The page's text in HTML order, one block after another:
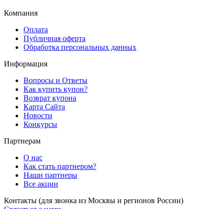
Компания
Оплата
Публичная оферта
Обработка персональных данных
Информация
Вопросы и Ответы
Как купить купон?
Возврат купона
Карта Сайта
Новости
Конкурсы
Партнерам
О нас
Как стать партнером?
Наши партнеры
Все акции
Контакты (для звонка из Москвы и регионов России)